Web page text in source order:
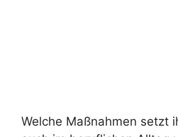
Welche Maßnahmen setzt